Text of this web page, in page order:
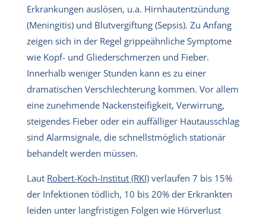
Erkrankungen auslösen, u.a. Hirnhautentzündung
(Meningitis) und Blutvergiftung (Sepsis). Zu Anfang
zeigen sich in der Regel grippeähnliche Symptome
wie Kopf- und Gliederschmerzen und Fieber.
Innerhalb weniger Stunden kann es zu einer
dramatischen Verschlechterung kommen. Vor allem
eine zunehmende Nackensteifigkeit, Verwirrung,
steigendes Fieber oder ein auffälliger Hautausschlag
sind Alarmsignale, die schnellstmöglich stationär
behandelt werden müssen.
Laut Robert-Koch-Institut (RKI) verlaufen 7 bis 15%
der Infektionen tödlich, 10 bis 20% der Erkrankten
leiden unter langfristigen Folgen wie Hörverlust